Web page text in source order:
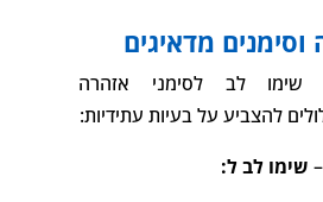
וסימנים מדאיגים
שימו לב לסימני אזהרה
להצביע על בעיות עתידיות:
שימו לב ל: